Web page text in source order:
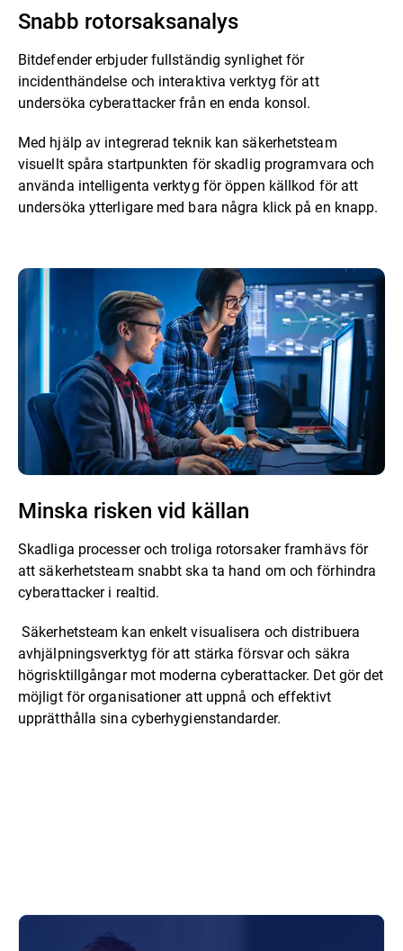
Snabb rotorsaksanalys
Bitdefender erbjuder fullständig synlighet för
incidenthändelse och interaktiva verktyg för att
undersöka cyberattacker från en enda konsol.
Med hjälp av integrerad teknik kan säkerhetsteam
visuellt spåra startpunkten för skadlig programvara och
använda intelligenta verktyg för öppen källkod för att
undersöka ytterligare med bara några klick på en knapp.
Minska risken vid källan
Skadliga processer och troliga rotorsaker framhävs för
att säkerhetsteam snabbt ska ta hand om och förhindra
cyberattacker i realtid.
Säkerhetsteam kan enkelt visualisera och distribuera
avhjälpningsverktyg för att stärka försvar och säkra
högrisktillgångar mot moderna cyberattacker. Det gör det
möjligt för organisationer att uppnå och effektivt
upprätthålla sina cyberhygienstandarder.